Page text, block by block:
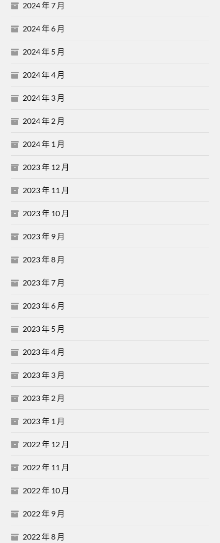
2024 年 7 月
2024 年 6 月
2024 年 5 月
2024 年 4 月
2024 年 3 月
2024 年 2 月
2024 年 1 月
2023 年 12 月
2023 年 11 月
2023 年 10 月
2023 年 9 月
2023 年 8 月
2023 年 7 月
2023 年 6 月
2023 年 5 月
2023 年 4 月
2023 年 3 月
2023 年 2 月
2023 年 1 月
2022 年 12 月
2022 年 11 月
2022 年 10 月
2022 年 9 月
2022 年 8 月